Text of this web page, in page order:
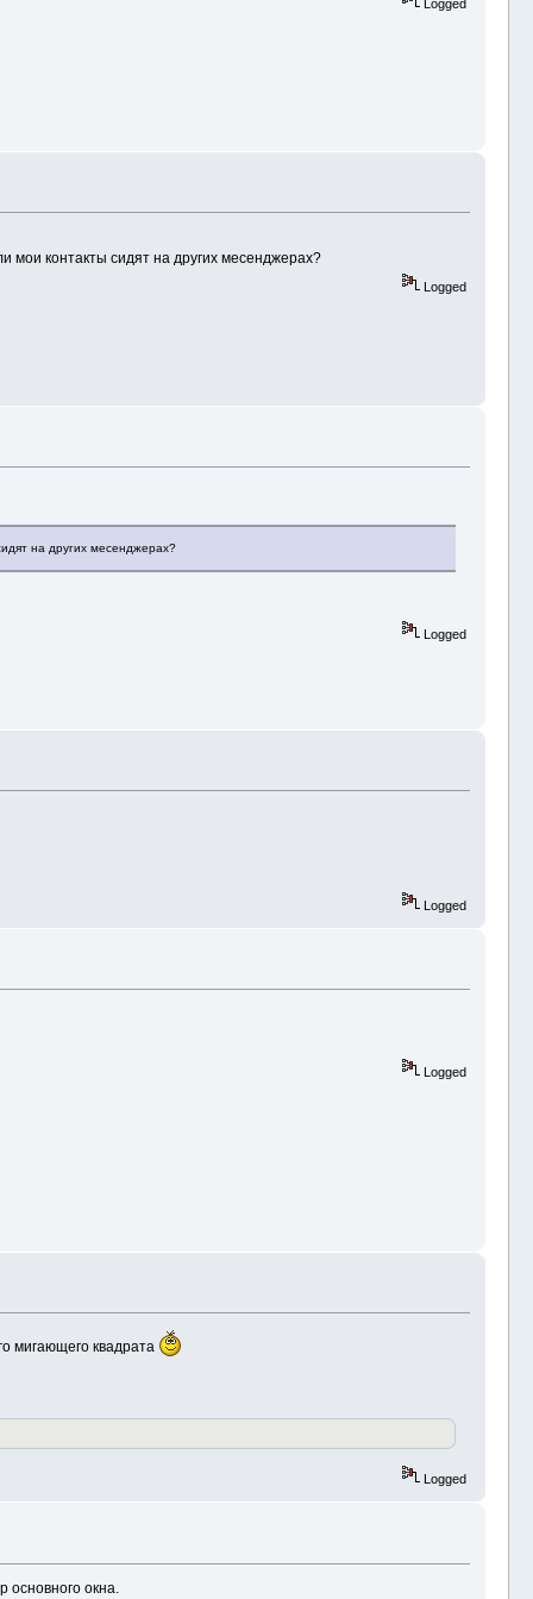
Logged
мои контакты сидят на других месенджерах?
Logged
на других месенджерах?
Logged
Logged
Logged
мигающего квадрата
Logged
основного окна.